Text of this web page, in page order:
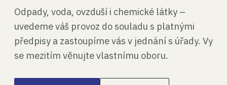
Odpady, voda, ovzduší i chemické látky –
uvedeme váš provoz do souladu s platnými
předpisy a zastoupíme vás v jednání s úřady. Vy
se mezitím věnujte vlastnímu oboru.